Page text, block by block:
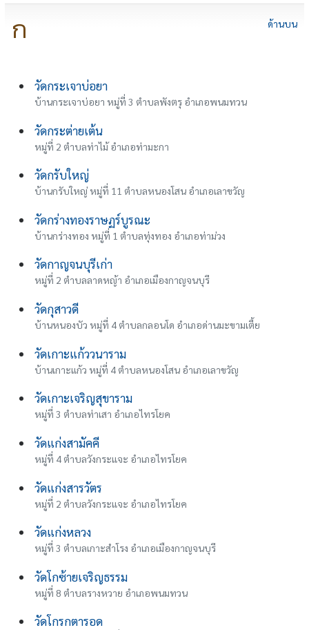
ด้านบน
ก
วัดกระเจาบ่อยา
บ้านกระเจาบ่อยา หมู่ที่ 3 ตำบลพังตรุ อำเภอพนมทวน
วัดกระต่ายเต้น
หมู่ที่ 2 ตำบลท่าไม้ อำเภอท่ามะกา
วัดกรับใหญ่
บ้านกรับใหญ่ หมู่ที่ 11 ตำบลหนองโสน อำเภอเลาขวัญ
วัดกร่างทองราษฏร์บูรณะ
บ้านกร่างทอง หมู่ที่ 1 ตำบลทุ่งทอง อำเภอท่าม่วง
วัดกาญจนบุรีเก่า
หมู่ที่ 2 ตำบลลาดหญ้า อำเภอเมืองกาญจนบุรี
วัดกุสาวดี
บ้านหนองบัว หมู่ที่ 4 ตำบลกลอนโด อำเภอด่านมะขามเตี้ย
วัดเกาะแก้ววนาราม
บ้านเกาะแก้ว หมู่ที่ 4 ตำบลหนองโสน อำเภอเลาขวัญ
วัดเกาะเจริญสุขาราม
หมู่ที่ 3 ตำบลท่าเสา อำเภอไทรโยค
วัดแก่งสามัคคี
หมู่ที่ 4 ตำบลวังกระแจะ อำเภอไทรโยค
วัดแก่งสารวัตร
หมู่ที่ 2 ตำบลวังกระแจะ อำเภอไทรโยค
วัดแก่งหลวง
หมู่ที่ 3 ตำบลเกาะสำโรง อำเภอเมืองกาญจนบุรี
วัดโกซ้ายเจริญธรรม
หมู่ที่ 8 ตำบลรางหวาย อำเภอพนมทวน
วัดโกรกตารอด